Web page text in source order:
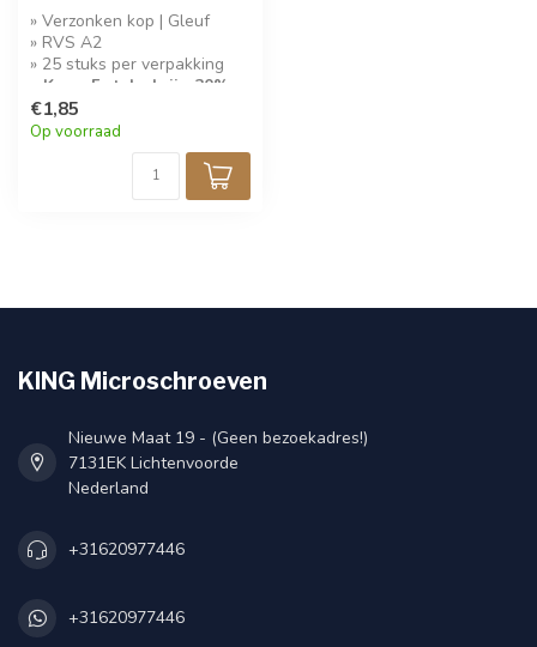
» Verzonken kop | Gleuf
» RVS A2
» 25 stuks per verpakking
» Koop 5 stuks krijg 20%
korting!
€1,85
Op voorraad
KING Microschroeven
Nieuwe Maat 19 - (Geen bezoekadres!)
7131EK Lichtenvoorde
Nederland
+31620977446
+31620977446